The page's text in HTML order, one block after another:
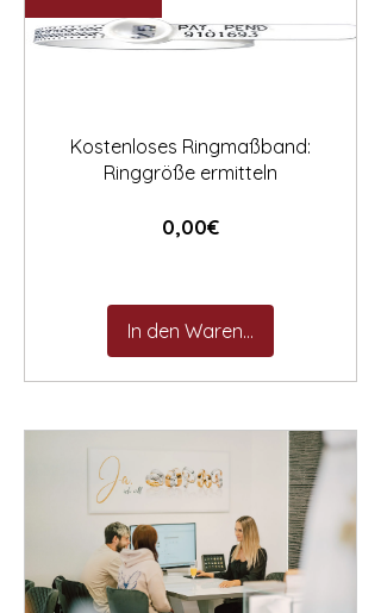
Kostenloses Ringmaßband:
Ringgröße ermitteln
0,00€Preis
In den Warenkorb